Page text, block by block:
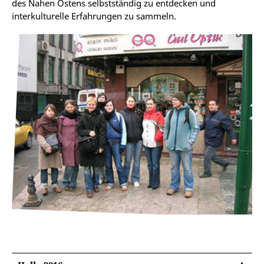
des Nahen Ostens selbstständig zu entdecken und
interkulturelle Erfahrungen zu sammeln.